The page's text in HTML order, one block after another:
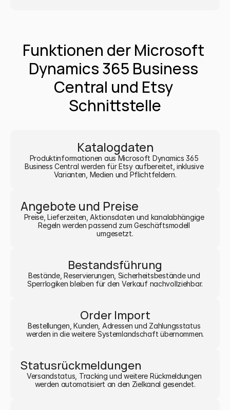
Funktionen der Microsoft
Dynamics 365 Business
Central und Etsy
Schnittstelle
Katalogdaten
Produktinformationen aus Microsoft Dynamics 365
Business Central werden für Etsy aufbereitet, inklusive
Varianten, Medien und Pflichtfeldern.
Angebote und Preise
Preise, Lieferzeiten, Aktionsdaten und kanalabhängige
Regeln werden passend zum Geschäftsmodell
umgesetzt.
Bestandsführung
Bestände, Reservierungen, Sicherheitsbestände und
Sperrlogiken bleiben für den Verkauf nachvollziehbar.
Order Import
Bestellungen, Kunden, Adressen und Zahlungsstatus
werden in die weitere Systemlandschaft übernommen.
Statusrückmeldungen
Versandstatus, Tracking und weitere Rückmeldungen
werden automatisiert an den Zielkanal gesendet.